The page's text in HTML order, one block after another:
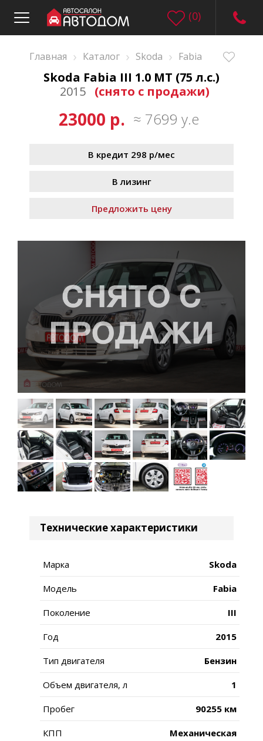
(0)
Главная › Каталог › Skoda › Fabia
Skoda Fabia III 1.0 MT (75 л.с.)
2015
(снято с продажи)
23000 р. ≈ 7699 у.е
В кредит 298 р/мес
В лизинг
Предложить цену
Технические характеристики
Марка Skoda
Модель Fabia
Поколение III
Год 2015
Тип двигателя Бензин
Объем двигателя, л 1
Пробег 90255 км
КПП Механическая